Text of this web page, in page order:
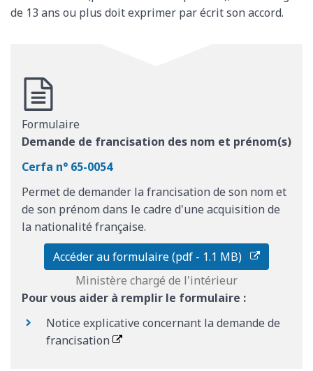
de 13 ans ou plus doit exprimer par écrit son accord.
Formulaire
Demande de francisation des nom et prénom(s)
Cerfa n° 65-0054
Permet de demander la francisation de son nom et
de son prénom dans le cadre d'une acquisition de
la nationalité française.
Accéder au formulaire (pdf - 1.1 MB)
Ministère chargé de l'intérieur
Pour vous aider à remplir le formulaire :
Notice explicative concernant la demande de
francisation